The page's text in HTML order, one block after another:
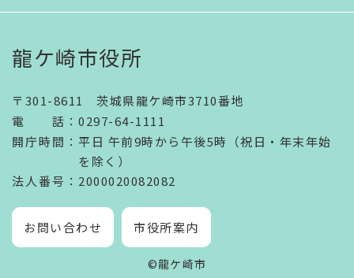
龍ケ崎市役所
〒301-8611 茨城県龍ケ崎市3710番地
電話 ： 0297-64-1111
開庁時間 ： 平日 午前9時から午後5時（祝日・年末年始
を除く）
法人番号 ：2000020082082
お問い合わせ 市役所案内
©龍ケ崎市